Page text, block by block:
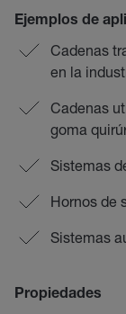
Ejemplos de
Cadenas
en la
Cadenas
goma
Sistemas
Hornos de
Sistemas
Propiedades